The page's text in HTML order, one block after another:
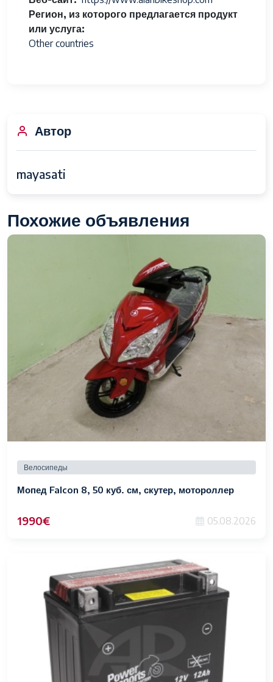
Регион, из которого предлагается продукт
или услуга
Other countries
Автор
mayasati
Похожие объявления
Велосипеды
Мопед Falcon 8, 50 куб. см, скутер, мотороллер
1990€ 05.08.2026